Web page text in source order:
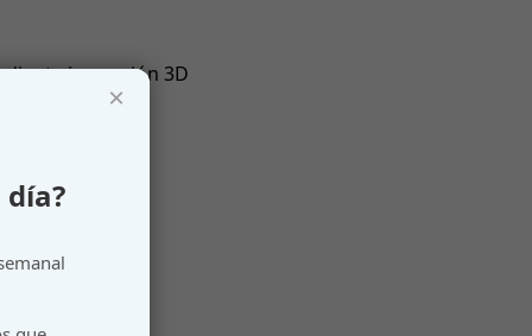
impresión 3D
×